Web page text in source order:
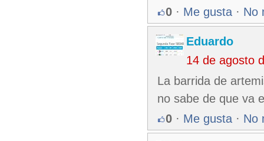
0 · Me gusta · No
Eduardo
14 de agosto
La barrida de
no sabe de que va
0 · Me gusta · No